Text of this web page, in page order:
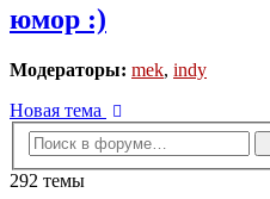
юмор :)
Модераторы: mek, indy
Новая тема
292 темы